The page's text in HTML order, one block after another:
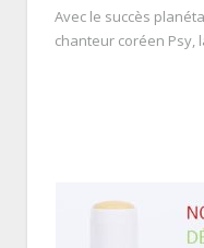
Avec le succès
chanteur coréen Psy,